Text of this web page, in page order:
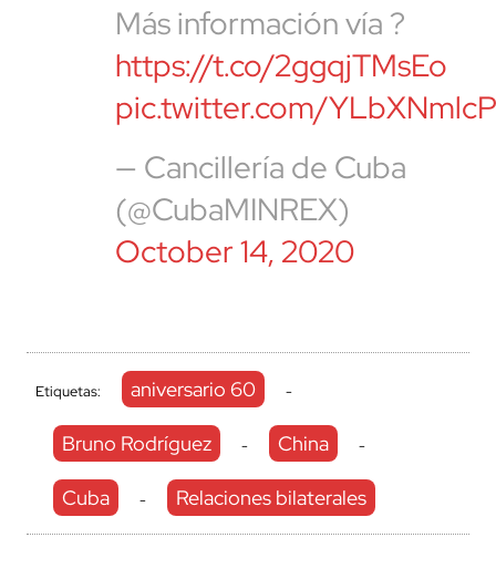
Más información vía ?
https://t.co/2ggqjTMsEo
pic.twitter.com/
— Cancillería de Cuba
(@CubaMINREX)
October 14, 2020
Etiquetas: aniversario 60 -
Bruno Rodríguez - China -
Cuba - Relaciones bilaterales